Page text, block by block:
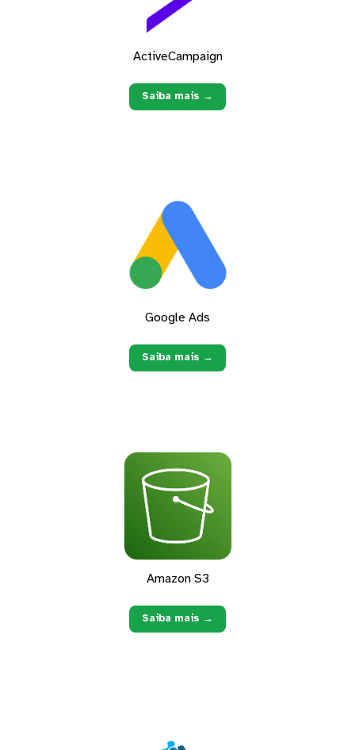
ActiveCampaign
Saiba mais →
Google Ads
Saiba mais →
Amazon S3
Saiba mais →